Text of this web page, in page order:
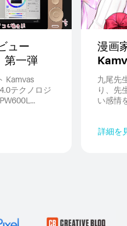
ュー
第一弾
Kamvas
テクノロジ
漫画
ビュ
開！
九尾先
り、先
い感情
別に、
詳細を